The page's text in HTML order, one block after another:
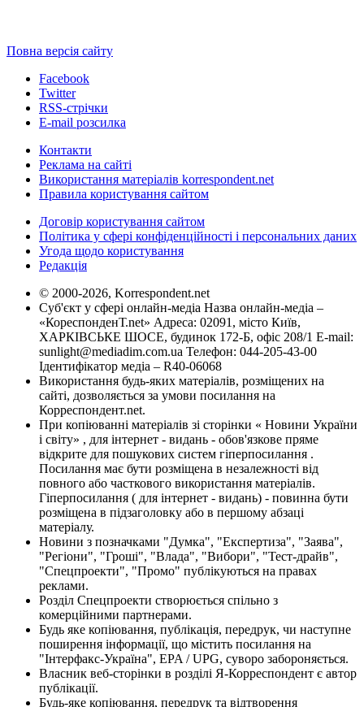
Повна версія сайту
Facebook
Twitter
RSS-стрічки
E-mail розсилка
Контакти
Реклама на сайті
Використання матеріалів korrespondent.net
Правила користування сайтом
Договір користування сайтом
Політика у сфері конфіденційності і персональних даних
Угода щодо користування
Редакція
© 2000-2026, Korrespondent.net
Суб'єкт у сфері онлайн-медіа Назва онлайн-медіа –
«КореспонденТ.net» Адреса: 02091, місто Київ,
ХАРКІВСЬКЕ ШОСЕ, будинок 172-Б, офіс 208/1 E-mail:
sunlight@mediadim.com.ua Телефон: 044-205-43-00
Ідентифікатор медіа – R40-06068
Використання будь-яких матеріалів, розміщених на
сайті, дозволяється за умови посилання на
Корреспондент.net.
При копіюванні матеріалів зі сторінки « Новини України
і світу» , для інтернет - видань - обов'язкове пряме
відкрите для пошукових систем гіперпосилання .
Посилання має бути розміщена в незалежності від
повного або часткового використання матеріалів.
Гіперпосилання ( для інтернет - видань) - повинна бути
розміщена в підзаголовку або в першому абзаці
матеріалу.
Новини з позначками "Думка", "Експертиза", "Заява",
"Регіони", "Гроші", "Влада", "Вибори", "Тест-драйв",
"Спецпроекти", "Промо" публікуються на правах
реклами.
Розділ Спецпроекти створюється спільно з
комерційними партнерами.
Будь яке копіювання, публікація, передрук, чи наступне
поширення інформації, що містить посилання на
"Інтерфакс-Україна", EPA / UPG, суворо забороняється.
Власник веб-сторінки в розділі Я-Корреспондент є автор
публікації.
Будь-яке копіювання, передрук та відтворення